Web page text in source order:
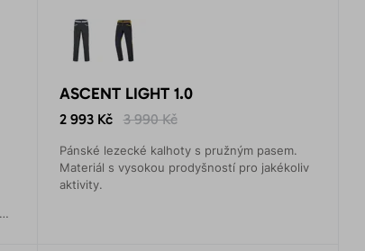
ASCENT LIGHT 1.0
2 993 Kč 3 990 Kč
Pánské lezecké kalhoty s pružným pasem.
Materiál s vysokou prodyšností pro jakékoliv
aktivity.